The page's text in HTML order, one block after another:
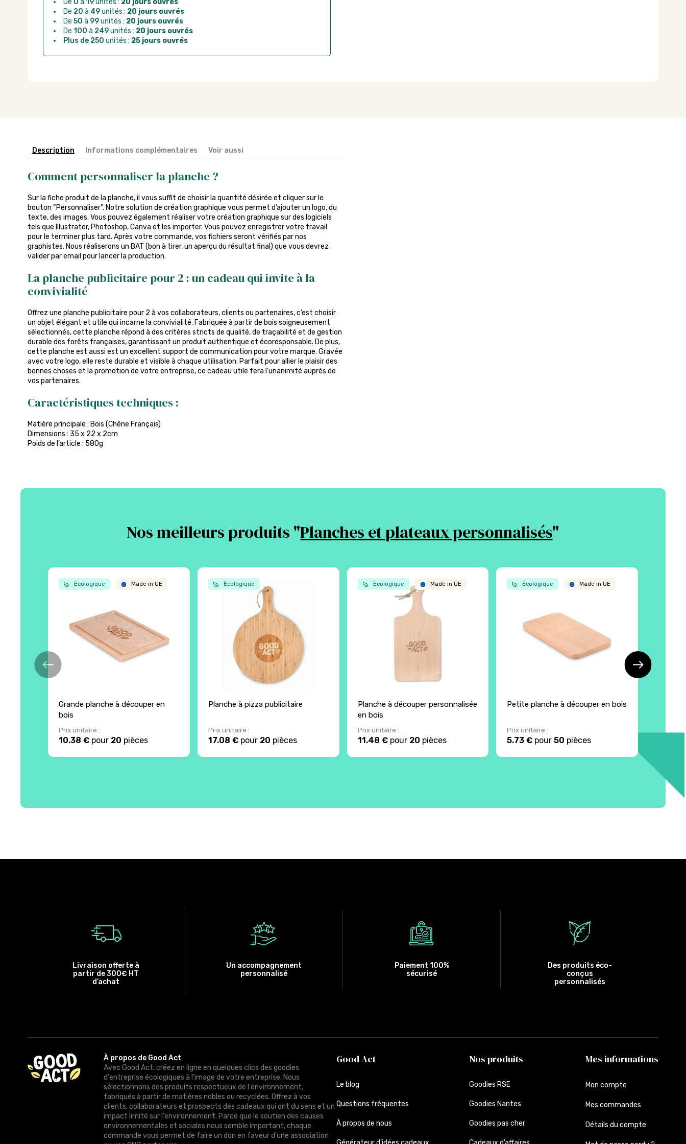
De 20 à 49unités : 20 jours ouvrés
De 50 à 99unités : 20 jours ouvrés
De 100 à 249unités : 20 jours ouvrés
Plus de 250 unités : 25 jours ouvrés
Description Informations complémentaires Voir aussi
Comment personnaliser la planche ?
Sur la fiche produit de la planche, il vous suffit de choisir la quantité désirée et cliquer sur le
bouton “Personnaliser”. Notre solution de création graphique vous permet d’ajouter un logo, du
texte, des images. Vous pouvez également réaliser votre création graphique sur des logiciels
tels que Illustrator, Photoshop, Canva et les importer. Vous pouvez enregistrer votre travail
pour le terminer plus tard. Après votre commande, vos fichiers seront vérifiés par nos
graphistes. Nous réaliserons un BAT (bon à tirer, un aperçu du résultat final) que vous devrez
valider par email pour lancer la production.
La planche publicitaire pour 2 : un cadeau qui invite à la
convivialité
Offrez une planche publicitaire pour 2 à vos collaborateurs, clients ou partenaires, c’est choisir
un objet élégant et utile qui incarne la convivialité. Fabriquée à partir de bois soigneusement
sélectionnés, cette planche répond à des critères stricts de qualité, de traçabilité et de gestion
durable des forêts françaises, garantissant un produit authentique et écoresponsable. De plus,
cette planche est aussi est un excellent support de communication pour votre marque. Gravée
avec votre logo, elle reste durable et visible à chaque utilisation. Parfait pour allier le plaisir des
bonnes choses et la promotion de votre entreprise, ce cadeau utile fera l’unanimité auprès de
vos partenaires.
Caractéristiques techniques :
Matière principale : Bois (Chêne Français)
Dimensions : 35 x 22 x 2cm
Poids de l’article : 580g
Nos meilleurs produits "Planches et plateaux personnalisés"
Écologique Made in UE
Grande planche à découper en
bois
Prix unitaire :
10.38 € pour 20 pièces
Écologique
Planche à pizza publicitaire
Prix unitaire :
17.08 €pour 20 pièces
Écologique Made in UE
Planche à découper personnalisée
en bois
Prix unitaire :
11.48 €pour 20 pièces
Écologique Made in UE
Petite planche à découper en bois
Prix unitaire :
5.73 € pour50 pièces
Livraison offerte à
partir de 300€ HT
d’achat
Un accompagnement
personnalisé
Paiement 100%
sécurisé
Des produits éco-
conçus
personnalisés
À propos de Good Act
Avec Good Act, créez en ligne en quelques clics des goodies
d'entreprise écologiques à l'image de votre entreprise. Nous
sélectionnons des produits respectueux de l'environnement,
fabriqués à partir de matières nobles ou recyclées. Offrez à vos
clients, collaborateurs et prospects des cadeaux qui ont du sens et un
impact limité sur l'environnement. Parce que le soutien des causes
environnementales et sociales nous semble important, chaque
commande vous permet de faire un don en faveur d'une association
Good Act
Le blog
Questions fréquentes
À propos de nous
Nos produits
Goodies RSE
Goodies Nantes
Goodies pas cher
Mes informations
Mon compte
Mes commandes
Détails du compte